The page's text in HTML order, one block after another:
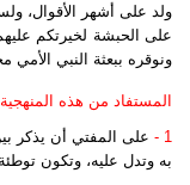
ولد على أشهر الأقوال،
على الحبشة لخيرتكم
ونوقره ببعثة النبي الأمي
المستفاد من هذه
1 -
على المفتي أن يذكر
به وتدل عليه، وتكون